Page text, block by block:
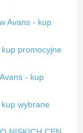
Avans - kup
kup promocyjne
- kup
kup wybrane